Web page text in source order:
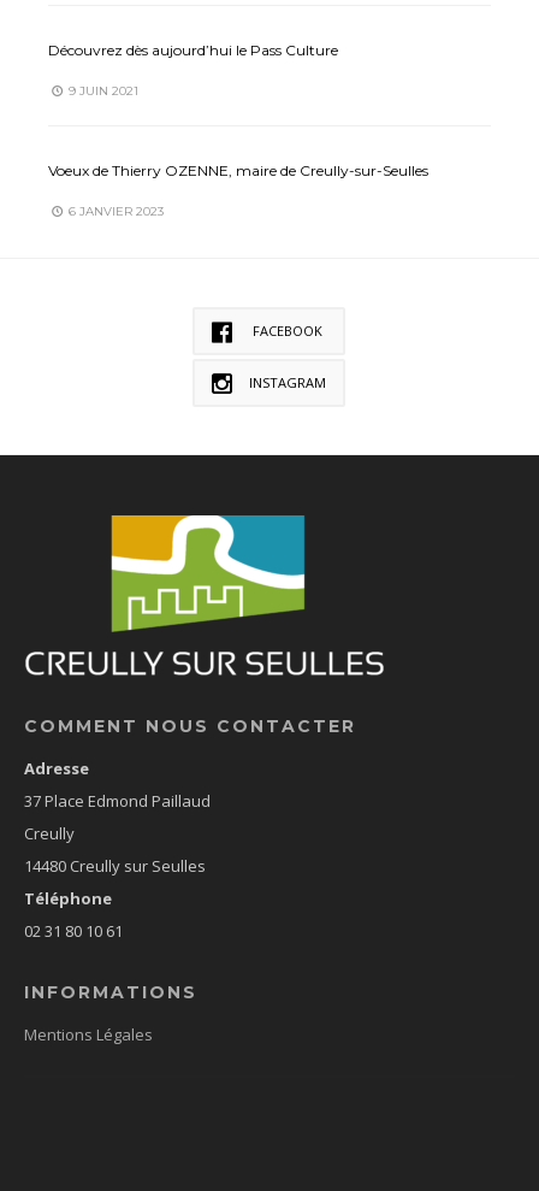
Découvrez dès aujourd’hui le Pass Culture
9 JUIN 2021
Voeux de Thierry OZENNE, maire de Creully-sur-Seulles
6 JANVIER 2023
FACEBOOK
INSTAGRAM
COMMENT NOUS CONTACTER
Adresse
37 Place Edmond Paillaud
Creully
14480 Creully sur Seulles
Téléphone
02 31 80 10 61
INFORMATIONS
Mentions Légales